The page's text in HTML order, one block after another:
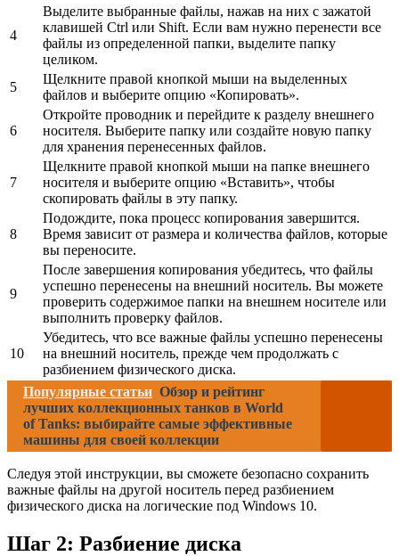
4
Выделите выбранные файлы, нажав на них с зажатой
клавишей Ctrl или Shift. Если вам нужно перенести все
файлы из определенной папки, выделите папку
целиком.
5
Щелкните правой кнопкой мыши на выделенных
файлов и выберите опцию «Копировать».
6
Откройте проводник и перейдите к разделу внешнего
носителя. Выберите папку или создайте новую папку
для хранения перенесенных файлов.
7
Щелкните правой кнопкой мыши на папке внешнего
носителя и выберите опцию «Вставить», чтобы
скопировать файлы в эту папку.
8
Подождите, пока процесс копирования завершится.
Время зависит от размера и количества файлов, которые
вы переносите.
9
После завершения копирования убедитесь, что файлы
успешно перенесены на внешний носитель. Вы можете
проверить содержимое папки на внешнем носителе или
выполнить проверку файлов.
10
Убедитесь, что все важные файлы успешно перенесены
на внешний носитель, прежде чем продолжать с
разбиением физического диска.
Популярные статьи Обзор и рейтинг
лучших коллекционных танков в World
of Tanks: выбирайте самые эффективные
машины для своей коллекции
Следуя этой инструкции, вы сможете безопасно сохранить
важные файлы на другой носитель перед разбиением
физического диска на логические под Windows 10.
Шаг 2: Разбиение диска